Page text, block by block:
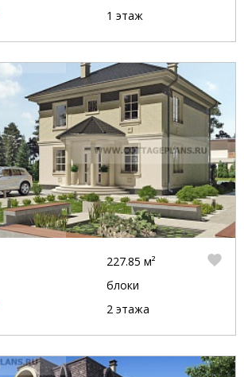
1 этаж
227.85 м²
блоки
2 этажа